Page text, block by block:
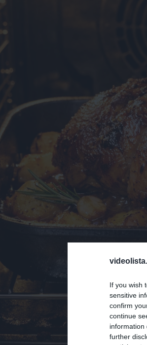
If you wish
sensitive
confirm
continue
information
further